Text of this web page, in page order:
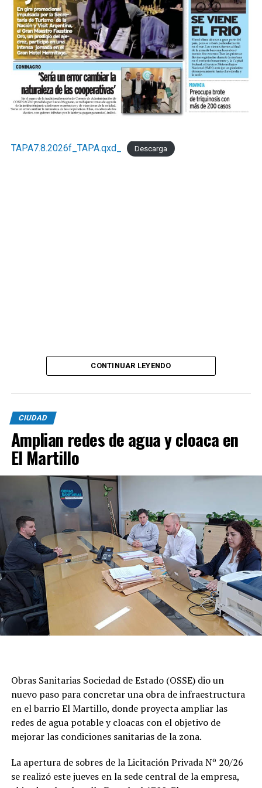
TAPA7.8.2026f_TAPA.qxd_ Descarga
CONTINUAR LEYENDO
CIUDAD
Amplian redes de agua y cloaca en
El Martillo
Obras Sanitarias Sociedad de Estado (OSSE) dio un
nuevo paso para concretar una obra de infraestructura
en el barrio El Martillo, donde proyecta ampliar las
redes de agua potable y cloacas con el objetivo de
mejorar las condiciones sanitarias de la zona.
La apertura de sobres de la Licitación Privada Nº 20/26
se realizó este jueves en la sede central de la empresa,